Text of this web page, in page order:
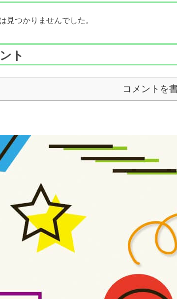
見つかりませんでした。
ト
コメントを